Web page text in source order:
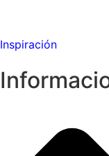
Inspiración